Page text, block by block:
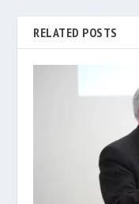
RELATED POSTS